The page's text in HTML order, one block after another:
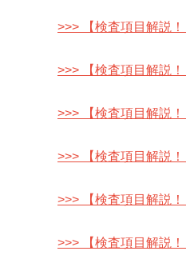
>>> 【検査項目解説
>>> 【検査項目解説
>>> 【検査項目解説
>>> 【検査項目解説
>>> 【検査項目解説
>>> 【検査項目解説